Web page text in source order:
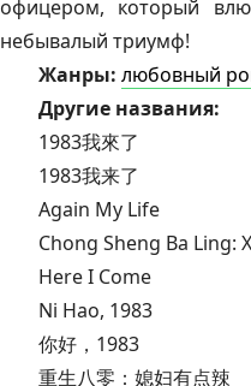
офицером, который
небывалый триумф!
Жанры: любовный
Другие названия:
1983我來了
1983我来了
Again My Life
Chong Sheng Ba Ling:
Here I Come
Ni Hao, 1983
你好，1983
重生八零：媳妇有点辣